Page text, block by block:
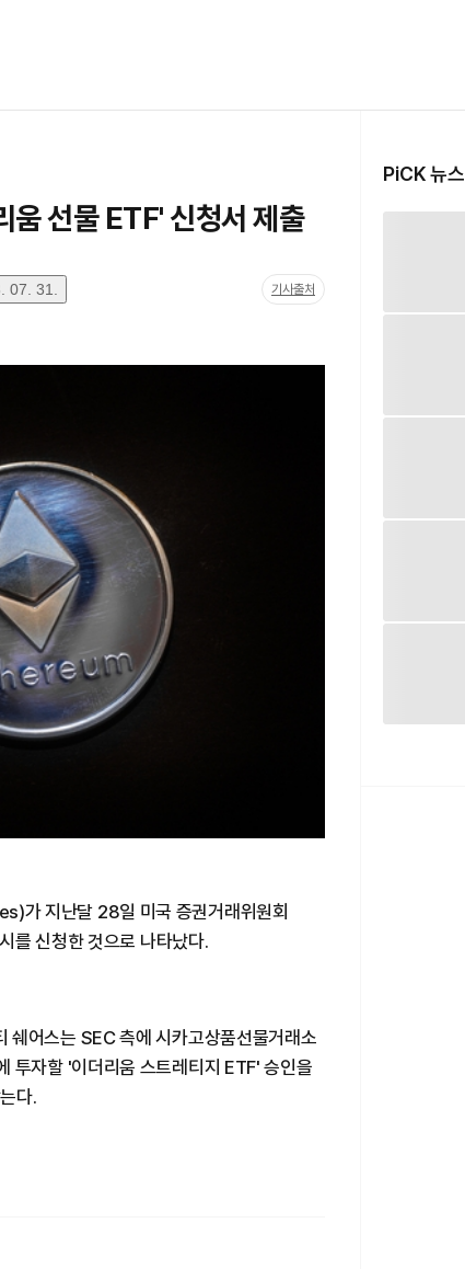
움 선물 ETF' 신청서 제출
07. 31. 기사출처
가 지난달 28일 미국 증권거래위원회
를 신청한 것으로 나타났다.
어스는 SEC 측에 시카고상품선물거래소
투자할 '이더리움 스트레티지 ETF' 승인을
다.
PiCK 뉴스